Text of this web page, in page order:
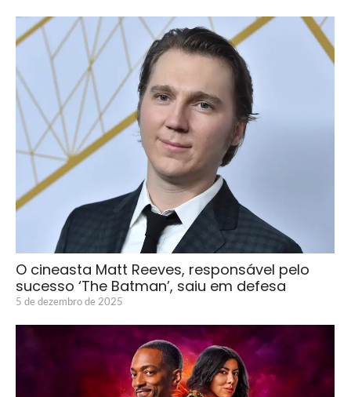
O cineasta Matt Reeves, responsável pelo
sucesso ‘The Batman’, saiu em defesa
5 de dezembro de 2025